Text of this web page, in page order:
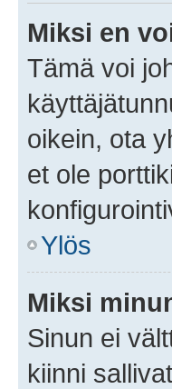
Miksi en
Tämä voi
oikein, ota
et ole
Ylös
Miksi
Sinun ei
kiinni